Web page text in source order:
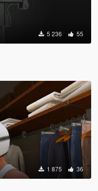
5 236 55
1 875 36